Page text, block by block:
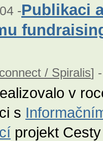
-Publikaci
/ Spiralis] -
v
s
projekt